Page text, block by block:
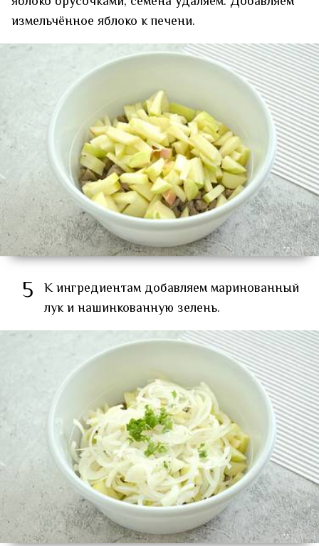
измельчённое яблоко к печени.
5 К ингредиентам добавляем маринованный
лук и нашинкованную зелень.